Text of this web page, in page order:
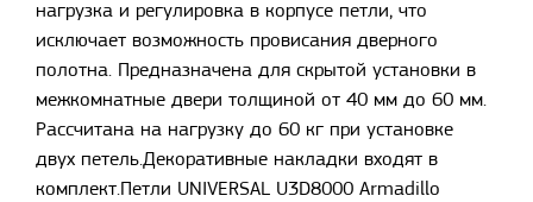
нагрузка и регулировка в корпусе петли, что
исключает возможность провисания дверного
полотна. Предназначена для скрытой установки в
межкомнатные двери толщиной от 40 мм до 60 мм.
Рассчитана на нагрузку до 60 кг при установке
двух петель.Декоративные накладки входят в
комплект.Петли UNIVERSAL U3D8000 Armadillo